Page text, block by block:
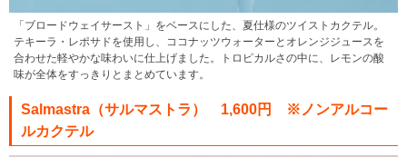
「ブロードウェイサースト」をベースにした、夏仕様のツイストカクテル。
テキーラ・レポサドを使用し、ココナッツウォーターとオレンジジュースを
合わせた軽やかな味わいに仕上げました。トロピカルさの中に、レモンの酸
味が全体をすっきりとまとめています。
Salmastra（サルマストラ） 1,600円 ※ノンアルコー
ルカクテル